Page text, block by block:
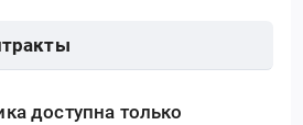
доступна только